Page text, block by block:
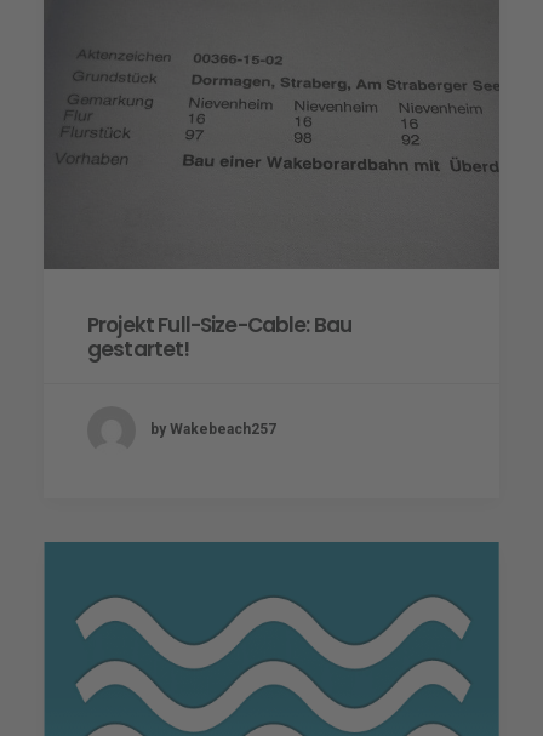
Projekt Full-Size-Cable: Bau
gestartet!
by Wakebeach257